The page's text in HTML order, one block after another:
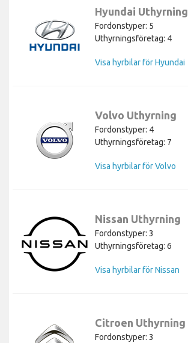
Hyundai Uthyrning
Fordonstyper: 5
Uthyrningsföretag: 4
Visa hyrbilar för Hyundai
Volvo Uthyrning
Fordonstyper: 4
Uthyrningsföretag: 7
Visa hyrbilar för Volvo
Nissan Uthyrning
Fordonstyper: 3
Uthyrningsföretag: 6
Visa hyrbilar för Nissan
Citroen Uthyrning
Fordonstyper: 3